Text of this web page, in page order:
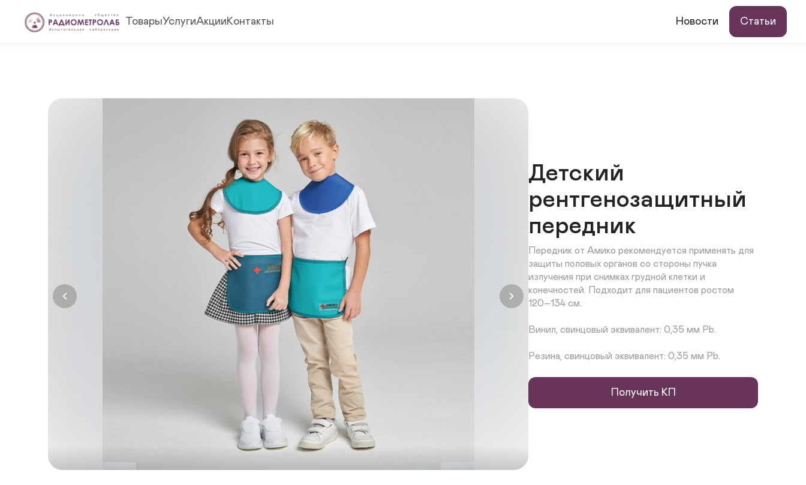
ТоварыУслугиАкцииКонтакты Новости Статьи
Детский
рентгенозащитный
передник
Передник от Амико рекомендуется применять для
защиты половых органов со стороны пучка
излучения при снимках грудной клетки и
конечностей. Подходит для пациентов ростом
120–134 см.
Винил, свинцовый эквивалент: 0,35 мм Pb.
Резина, свинцовый эквивалент: 0,35 мм Pb.
Получить КП